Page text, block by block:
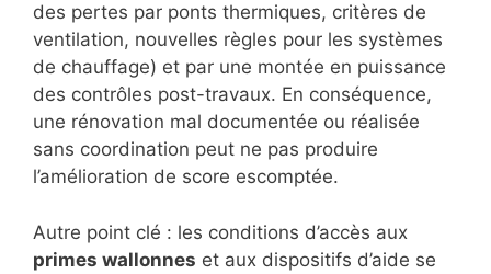
des pertes par ponts thermiques, critères de
ventilation, nouvelles règles pour les systèmes
de chauffage) et par une montée en puissance
des contrôles post-travaux. En conséquence,
une rénovation mal documentée ou réalisée
sans coordination peut ne pas produire
l’amélioration de score escomptée.
Autre point clé : les conditions d’accès aux
primes wallonnes et aux dispositifs d’aide se